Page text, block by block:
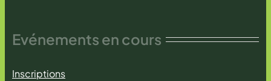
Evénements en cours
Inscriptions